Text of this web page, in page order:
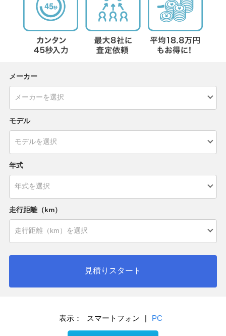
メーカー
モデル
年式
走行距離（km）
見積りスタート
表示： スマートフォン | PC